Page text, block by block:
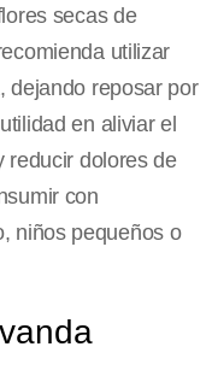
secas de
utilizar
dejando reposar por
en aliviar el
reducir dolores de
con
niños pequeños o